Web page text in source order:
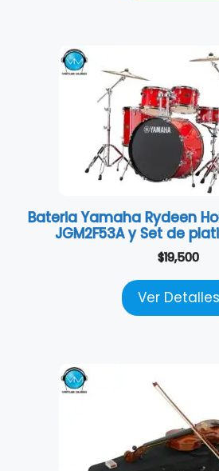
Bateria Yamaha Rydeen
JGM2F53A y Set de
$19,500
Ver Detalles